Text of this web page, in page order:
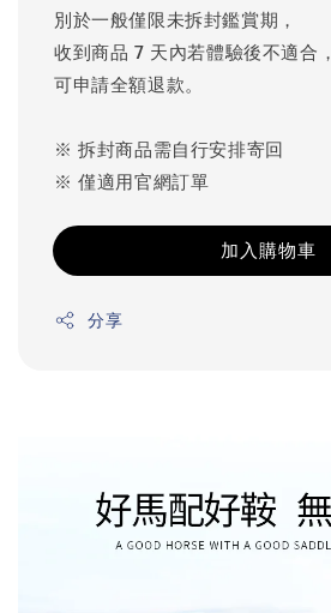
別於一般僅限未拆封鑑賞期，
收到商品 7 天內若體驗後不適合，
可申請全額退款。
※ 拆封商品需自行安排寄回
※ 僅適用官網訂單
加入購物車
分享